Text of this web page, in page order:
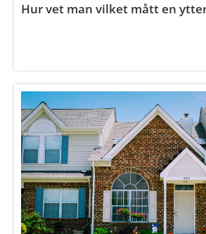
Hur vet man vilket mått en